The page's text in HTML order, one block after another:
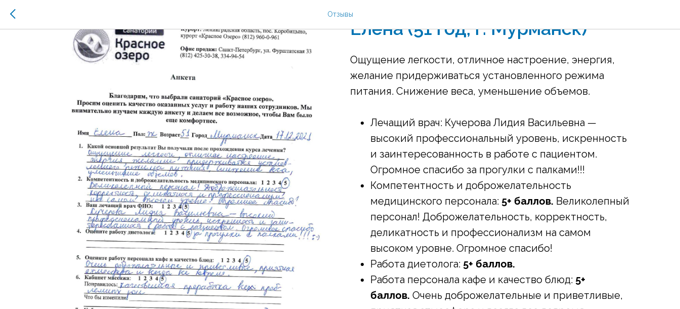
Отзывы
Елена (51 год, г. Мурманск)
Ощущение легкости, отличное настроение, энергия,
желание придерживаться установленного режима
питания. Снижение веса, уменьшение объемов.
Лечащий врач: Кучерова Лидия Васильевна —
высокий профессиональный уровень, искренность
и заинтересованность в работе с пациентом.
Огромное спасибо за прогулки с палками!!!
Компетентность и доброжелательность
медицинского персонала: 5+ баллов. Великолепный
персонал! Доброжелательность, корректность,
деликатность и профессионализм на самом
высоком уровне. Огромное спасибо!
Работа диетолога: 5+ баллов.
Работа персонала кафе и качество блюд: 5+
баллов. Очень доброжелательные и приветливые,